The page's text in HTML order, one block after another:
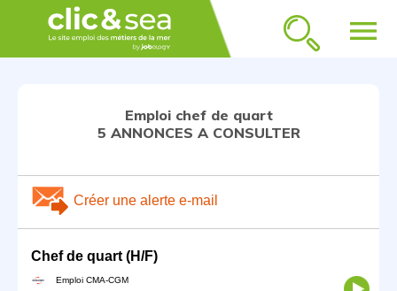
menu
Emploi chef de quart
5 ANNONCES A CONSULTER
Créer une alerte e-mail
Chef de quart (H/F)
Emploi CMA-CGM